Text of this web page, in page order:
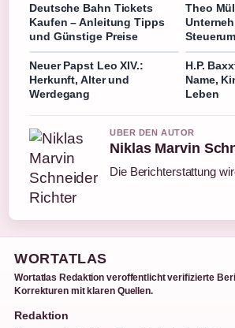
Deutsche Bahn Tickets
Kaufen – Anleitung Tipps
und Günstige Preise
Theo
Neuer Papst Leo XIV.:
Herkunft, Alter und
Werdegang
H.P.
Name,
Leben
UBER DEN AUTOR
Niklas Marvin
Die Berichterstattung
WORTATLAS
Wortatlas Redaktion veroffentlicht verifizierte
Korrekturen mit klaren Quellen.
Redaktion